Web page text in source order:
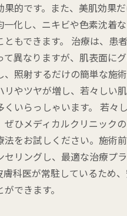
果的です。また、美肌効果
一化し、ニキビや色素沈着
ともできます。 治療は、患
て異なりますが、肌表面に
、照射するだけの簡単な施
リやツヤが増し、若々しい
くいらっしゃいます。 若々
ぜひメディカルクリニック
法をお試しください。施術
セリングし、最適な治療プ
膚科医が常駐しているため
できます。